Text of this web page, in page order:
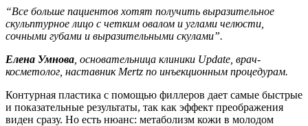
“Все больше пациентов хотят получить выразительное
скульптурное лицо с четким овалом и углами челюсти,
сочными губами и выразительными скулами”.
Елена Умнова , основательница клиники Update, врач-
косметолог, наставник Mertz по инъекционным процедурам.
Контурная пластика с помощью филлеров дает самые быстрые
и показательные результаты, так как эффект преображения
виден сразу. Но есть нюанс: метаболизм кожи в молодом